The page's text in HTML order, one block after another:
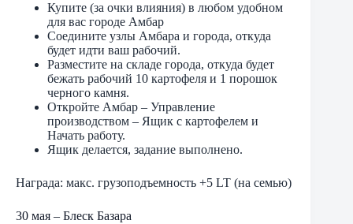
Купите (за очки влияния) в любом удобном
для вас городе Амбар
Соедините узлы Амбара и города, откуда
будет идти ваш рабочий.
Разместите на складе города, откуда будет
бежать рабочий 10 картофеля и 1 порошок
черного камня.
Откройте Амбар – Управление
производством – Ящик с картофелем и
Начать работу.
Ящик делается, задание выполнено.
Награда: макс. грузоподъемность +5 LT (на семью)
30 мая – Блеск Базара